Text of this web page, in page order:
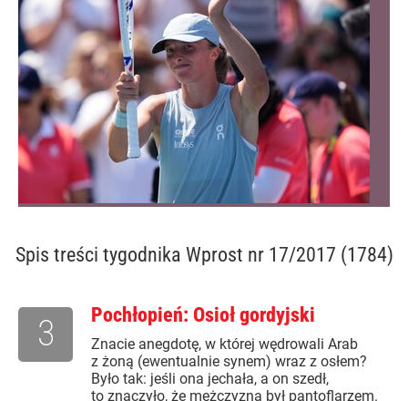
Spis treści tygodnika Wprost nr 17/2017 (1784)
Pochłopień: Osioł gordyjski
Znacie anegdotę, w której wędrowali Arab
z żoną (ewentualnie synem) wraz z osłem?
Było tak: jeśli ona jechała, a on szedł,
to znaczyło, że mężczyzna był pantoflarzem.
3